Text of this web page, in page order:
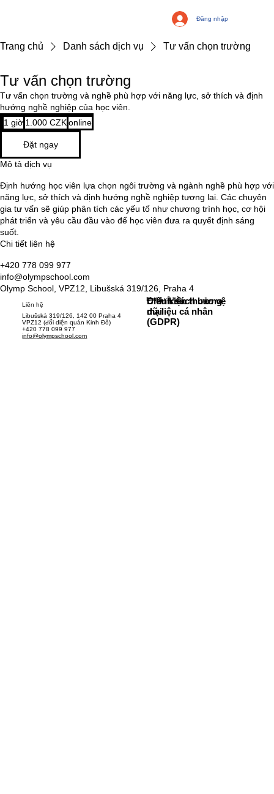
Đăng nhập
Trang chủ Danh sách dịch vụ Tư vấn chọn trường
Tư vấn chọn trường
Tư vấn chọn trường và nghề phù hợp với năng lực, sở thích và định
hướng nghề nghiệp của học viên.
1 giờ 1
g
i
1.000
koruna
Cộng
Séc
1.000 CZKonline
Đặt ngay
Mô tả dịch vụ
Định hướng học viên lựa chọn ngôi trường và ngành nghề phù hợp với
năng lực, sở thích và định hướng nghề nghiệp tương lai. Các chuyên
gia tư vấn sẽ giúp phân tích các yếu tố như chương trình học, cơ hội
phát triển và yêu cầu đầu vào để học viên đưa ra quyết định sáng
suốt.
Chi tiết liên hệ
+420 778 099 977
info@olympschool.com
Olymp School, VPZ12, Libušská 319/126, Praha 4
Mạng xã hội
Chính sách bảo vệ
dữ liệu cá nhân
(GDPR)
Điều kiện thương
mại
Liên hệ
Libušská 319/126, 142 00 Praha 4
VPZ12 (đối diện quán Kinh Đô)
+420 778 099 977
info@olympschool.com